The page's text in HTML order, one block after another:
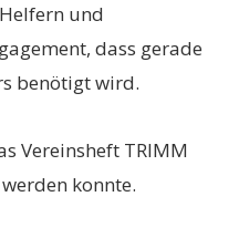
und
dass gerade
benötigt wird.
Vereinsheft TRIMM
konnte.